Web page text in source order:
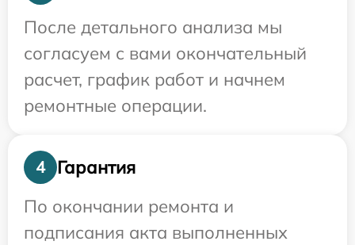
После детального анализа мы
согласуем с вами окончательный
расчет, график работ и начнем
ремонтные операции.
4
Гарантия
По окончании ремонта и
подписания акта выполненных